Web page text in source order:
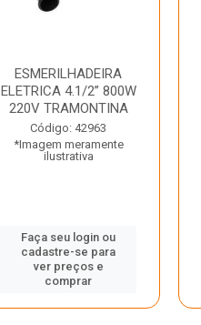
ESMERILHADEIRA
ELETRICA 4.1/2” 800W
220V TRAMONTINA
Código: 42963
*Imagem meramente
ilustrativa
Faça seu login ou
cadastre-se para
ver preços e
comprar